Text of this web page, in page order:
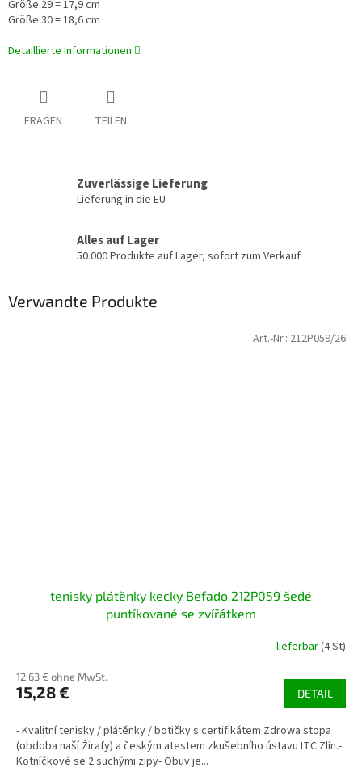
Größe 29 = 17,9 cm
Größe 30 = 18,6 cm
Detaillierte Informationen
FRAGEN TEILEN
Zuverlässige Lieferung
Lieferung in die EU
Alles auf Lager
50.000 Produkte auf Lager, sofort zum Verkauf
Verwandte Produkte
tenisky plátěnky kecky Befado 212P059 šedé
puntíkované se zvířátkem
lieferbar(4 St)
12,63 € ohne MwSt.
15,28 € DETAIL
- Kvalitní tenisky / plátěnky / botičky s certifikátem Zdrowa stopa
(obdoba naší Žirafy) a českým atestem zkušebního ústavu ITC Zlín.-
Kotníčkové se 2 suchými zipy- Obuv je...
Art.-Nr.: 212P059/26